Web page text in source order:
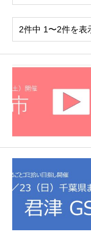
2件中 1〜2件を表